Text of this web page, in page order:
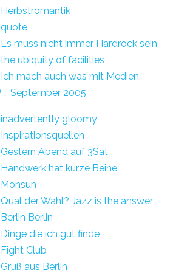
Herbstromantik
quote
Es muss nicht immer Hardrock sein
the ubiquity of facilities
Ich mach auch was mit Medien
September 2005
inadvertently gloomy
Inspirationsquellen
Gestern Abend auf 3Sat
Handwerk hat kurze Beine
Monsun
Qual der Wahl? Jazz is the answer
Berlin Berlin
Dinge die ich gut finde
Fight Club
Gruß aus Berlin